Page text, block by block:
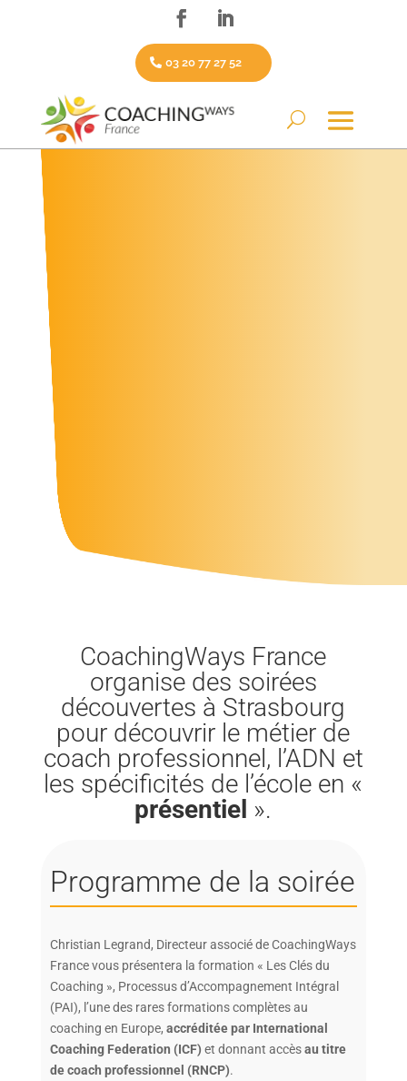
03 20 77 27 52
CoachingWays France
organise des soirées
découvertes à Strasbourg
pour découvrir le métier de
coach professionnel, l’ADN et
les spécificités de l’école en «
présentiel ».
Programme de la soirée
Christian Legrand, Directeur associé de CoachingWays
France vous présentera la formation « Les Clés du
Coaching », Processus d’Accompagnement Intégral
(PAI), l’une des rares formations complètes au
coaching en Europe, accréditée par International
Coaching Federation (ICF) et donnant accèsau titre
de coach professionnel (RNCP).